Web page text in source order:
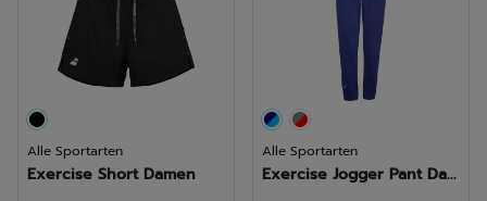
Bewertung
Bewertungen
Alle Sportarten
Exercise Short Damen
Alle Sportarten
Exercise Jogger Pant Da...